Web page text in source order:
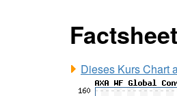
Dieses Kurs Chart